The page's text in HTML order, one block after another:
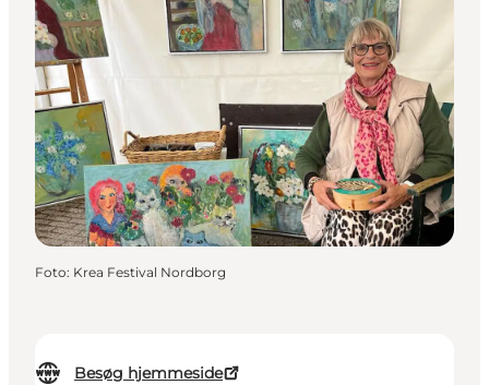
Besøg hjemmeside
Foto: Krea Festival Nordborg